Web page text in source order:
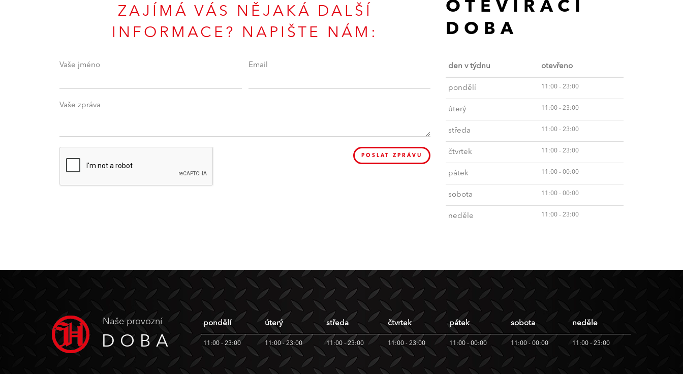
ZAJÍMÁ VÁS NĚJAKÁ DALŠÍ
INFORMACE? NAPIŠTE NÁM:
Vaše jméno Email
Vaše zpráva
POSLAT ZPRÁVU
OTEVÍRACÍ
DOBA
den v týdnu otevřeno
pondělí 11:00 - 23:00
úterý 11:00 - 23:00
středa 11:00 - 23:00
čtvrtek 11:00 - 23:00
pátek 11:00 - 00:00
sobota 11:00 - 00:00
neděle 11:00 - 23:00
DOBA
Naše provozní pondělí úterý středa čtvrtek pátek sobota neděle
11:00 - 23:00 11:00 - 23:00 11:00 - 23:00 11:00 - 23:00 11:00 - 00:00 11:00 - 00:00 11:00 - 23:00